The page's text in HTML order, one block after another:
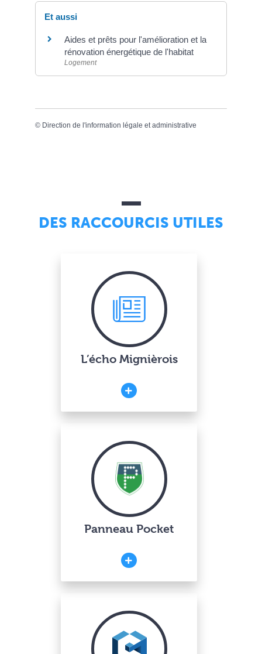
Et aussi
Aides et prêts pour l'amélioration et la
rénovation énergétique de l'habitat
Logement
© Direction de l'information légale et administrative
DES RACCOURCIS UTILES
L’écho Mignièrois
Panneau Pocket